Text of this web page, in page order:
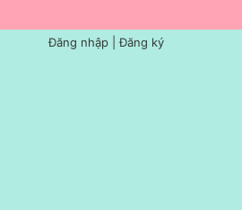
Đăng nhập |Đăng ký